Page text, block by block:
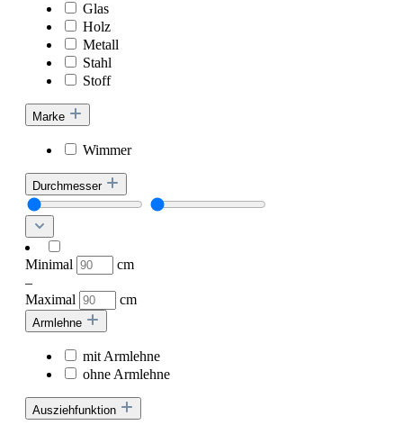
Glas
Holz
Metall
Stahl
Stoff
Marke
Wimmer
Durchmesser
Minimal
cm
–
Maximal
cm
Armlehne
mit Armlehne
ohne Armlehne
Ausziehfunktion